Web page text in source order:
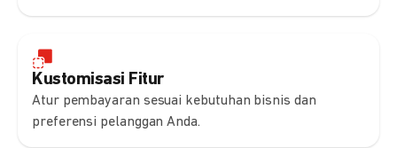
Kustomisasi Fitur
Atur pembayaran sesuai kebutuhan bisnis dan
preferensi pelanggan Anda.